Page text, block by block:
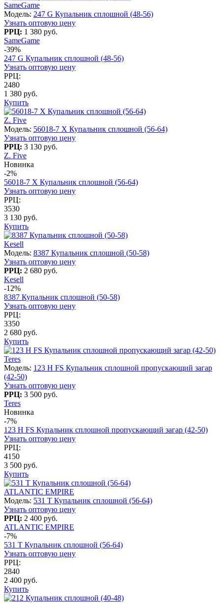
SameGame
Модель: 247 G Купальник сплошной (48-56)
Узнать оптовую цену
РРЦ: 1 380 руб.
SameGame
-39%
247 G Купальник сплошной (48-56)
Узнать оптовую цену
РРЦ:
2480
1 380 руб.
Купить
Z. Five
Модель: 56018-7 X Купальник сплошной (56-64)
Узнать оптовую цену
РРЦ: 3 130 руб.
Z. Five
Новинка
-2%
56018-7 X Купальник сплошной (56-64)
Узнать оптовую цену
РРЦ:
3530
3 130 руб.
Купить
Kesell
Модель: 8387 Купальник сплошной (50-58)
Узнать оптовую цену
РРЦ: 2 680 руб.
Kesell
-12%
8387 Купальник сплошной (50-58)
Узнать оптовую цену
РРЦ:
3350
2 680 руб.
Купить
Teres
Модель: 123 H FS Купальник сплошной пропускающий загар
(42-50)
Узнать оптовую цену
РРЦ: 3 500 руб.
Teres
Новинка
-7%
123 H FS Купальник сплошной пропускающий загар (42-50)
Узнать оптовую цену
РРЦ:
4150
3 500 руб.
Купить
ATLANTIC EMPIRE
Модель: 531 T Купальник сплошной (56-64)
Узнать оптовую цену
РРЦ: 2 400 руб.
ATLANTIC EMPIRE
-7%
531 T Купальник сплошной (56-64)
Узнать оптовую цену
РРЦ:
2840
2 400 руб.
Купить